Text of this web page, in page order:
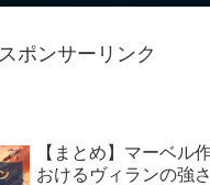
スポンサーリンク
【まとめ】マーベル
おけるヴィランの強